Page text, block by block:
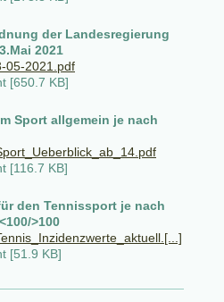
der Landesregierung
2021
05-2021.pdf
[650.7 KB]
Sport allgemein je nach
[116.7 KB]
den Tennissport je nach
>100
[51.9 KB]